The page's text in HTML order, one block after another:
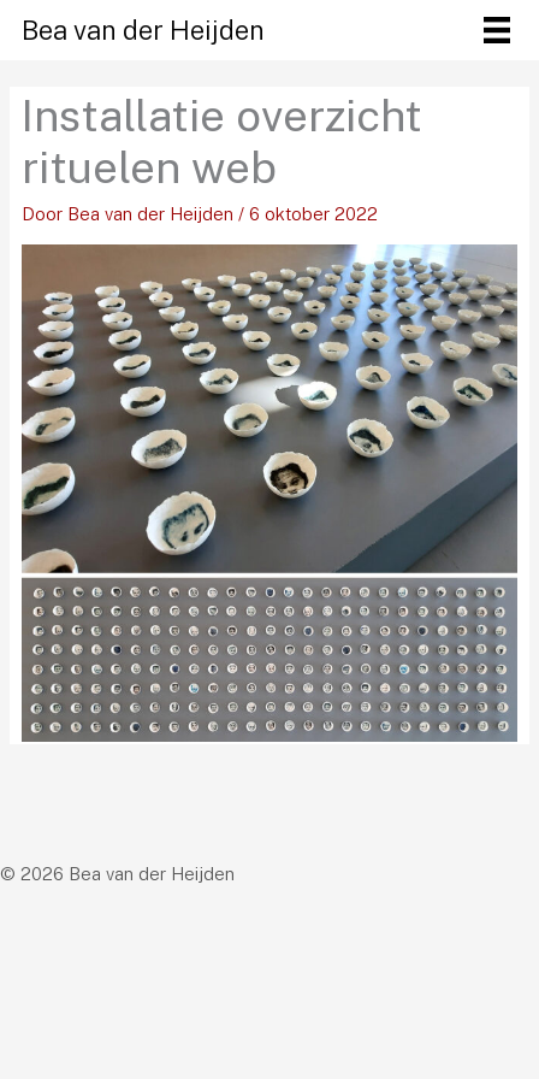
naar
inhoud
Bea van der Heijden
Installatie overzicht
rituelen web
Door Bea van der Heijden / 6 oktober 2022
© 2026 Bea van der Heijden